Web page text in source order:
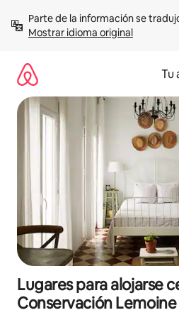
contenidoMostrar idioma original
Tu
Lugares para alojarse
Conservación